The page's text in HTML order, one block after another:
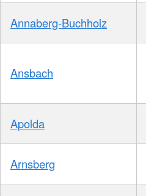
Annaberg-Buchholz
Ansbach
Apolda
Arnsberg